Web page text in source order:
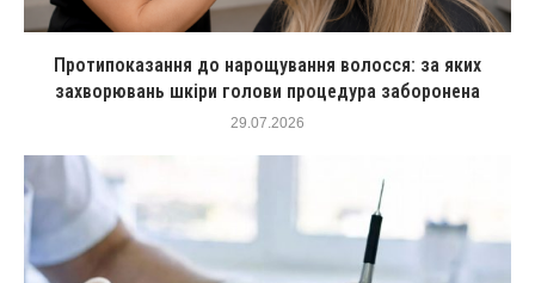
Протипоказання до нарощування волосся: за яких
захворювань шкіри голови процедура заборонена
29.07.2026